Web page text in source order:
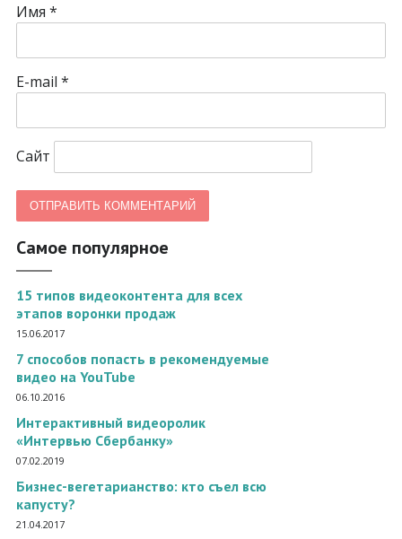
Имя *
E-mail *
Сайт
Самое популярное
15 типов видеоконтента для всех
этапов воронки продаж
15.06.2017
7 способов попасть в рекомендуемые
видео на YouTube
06.10.2016
Интерактивный видеоролик
«Интервью Сбербанку»
07.02.2019
Бизнес-вегетарианство: кто съел всю
капусту?
21.04.2017